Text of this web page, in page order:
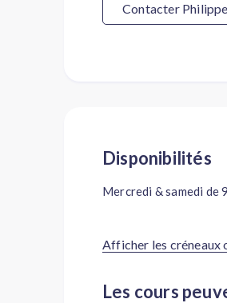
Contacter Philippe
Disponibilités
Mercredi & samedi de
Afficher les créneaux
Les cours